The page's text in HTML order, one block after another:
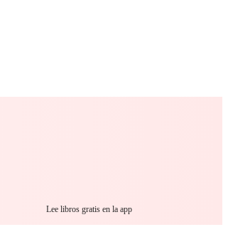
Lee libros gratis en la app